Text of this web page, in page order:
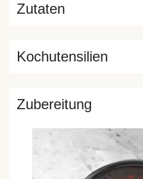
Zutaten
Kochutensilien
Zubereitung